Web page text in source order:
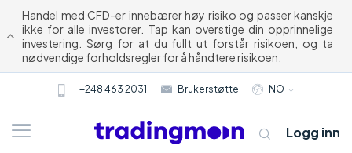
Handel med CFD-er innebærer høy risiko og passer kanskje
ikke for alle investorer. Tap kan overstige din opprinnelige
investering. Sørg for at du fullt ut forstår risikoen, og ta
nødvendige forholdsregler for å håndtere risikoen.
+248 463 2031 Brukerstøtte NO
Logg inn